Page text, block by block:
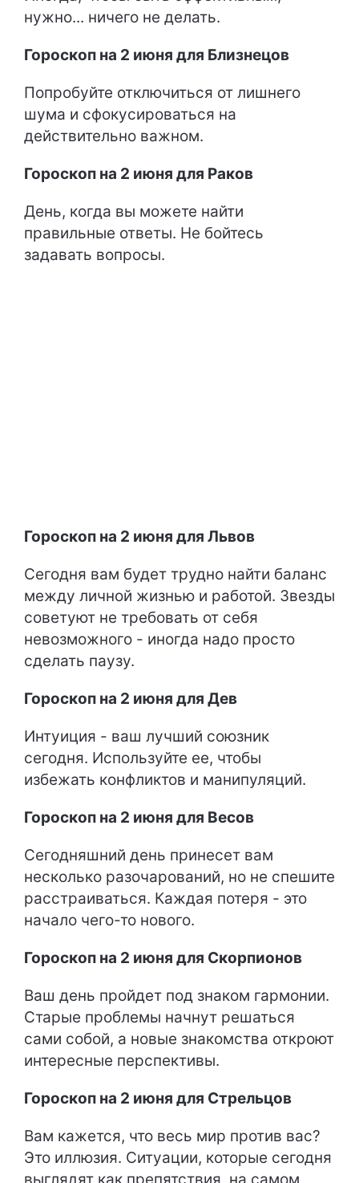
нужно... ничего не делать.
Гороскоп на 2 июня для Близнецов
Попробуйте отключиться от лишнего
шума и сфокусироваться на
действительно важном.
Гороскоп на 2 июня для Раков
День, когда вы можете найти
правильные ответы. Не бойтесь
задавать вопросы.
Гороскоп на 2 июня для Львов
Сегодня вам будет трудно найти баланс
между личной жизнью и работой. Звезды
советуют не требовать от себя
невозможного - иногда надо просто
сделать паузу.
Гороскоп на 2 июня для Дев
Интуиция - ваш лучший союзник
сегодня. Используйте ее, чтобы
избежать конфликтов и манипуляций.
Гороскоп на 2 июня для Весов
Сегодняшний день принесет вам
несколько разочарований, но не спешите
расстраиваться. Каждая потеря - это
начало чего-то нового.
Гороскоп на 2 июня для Скорпионов
Ваш день пройдет под знаком гармонии.
Старые проблемы начнут решаться
сами собой, а новые знакомства откроют
интересные перспективы.
Гороскоп на 2 июня для Стрельцов
Вам кажется, что весь мир против вас?
Это иллюзия. Ситуации, которые сегодня